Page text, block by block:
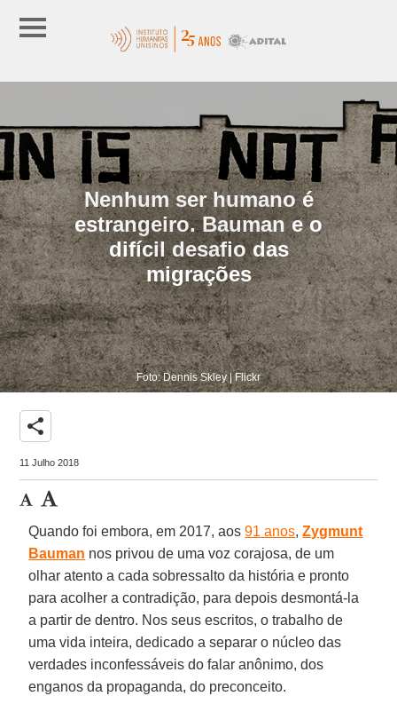
Nenhum ser humano é
estrangeiro. Bauman e o
difícil desafio das
migrações
Foto: Dennis Skley | Flickr
share
11 Julho 2018
Quando foi embora, em 2017, aos91 anos,Zygmunt
Bauman nos privou de uma voz corajosa, de um
olhar atento a cada sobressalto da história e pronto
para acolher a contradição, para depois desmontá-la
a partir de dentro. Nos seus escritos, o trabalho de
uma vida inteira, dedicado a separar o núcleo das
verdades inconfessáveis do falar anônimo, dos
enganos da propaganda, do preconceito.